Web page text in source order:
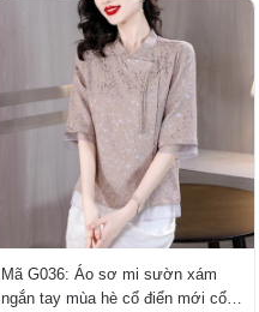
Mã G036: Áo sơ mi sườn xám
ngắn tay mùa hè cổ điển mới cổ